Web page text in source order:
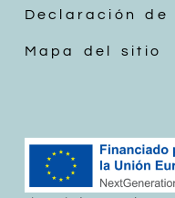
Declaración de
Mapa del sitio